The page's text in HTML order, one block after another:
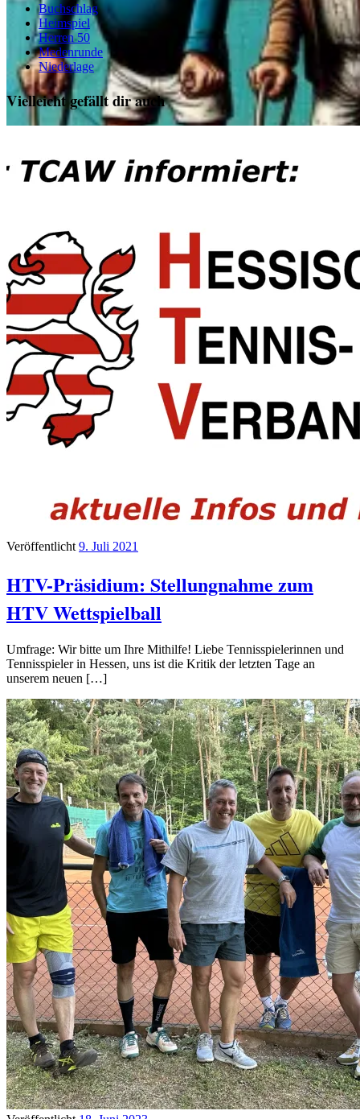
Buchschlag
Heimspiel
Herren 50
Medenrunde
Niederlage
Vielleicht gefällt dir auch
Veröffentlicht 9. Juli 2021
HTV-Präsidium: Stellungnahme zum
HTV Wettspielball
Umfrage: Wir bitte um Ihre Mithilfe! Liebe Tennisspielerinnen und
Tennisspieler in Hessen, uns ist die Kritik der letzten Tage an
unserem neuen […]